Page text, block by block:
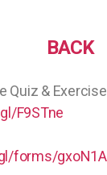
BACK
Quiz & Exercise
F9STne
forms/